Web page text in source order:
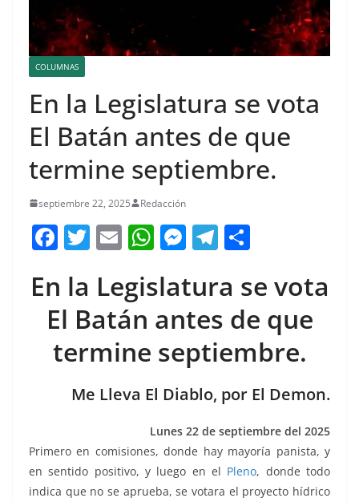
COLUMNAS
En la Legislatura se vota
El Batán antes de que
termine septiembre.
septiembre 22, 2025 Redacción
F
c
e
b
o
o
T
itt
er
E
ai
l
W
at
s
A
p
p
M
ss
e
n
g
er
T
e
gr
a
m
m
p
ar
tir
En la Legislatura se vota
El Batán antes de que
termine septiembre.
Me Lleva El Diablo, por El Demon.
Lunes 22 de septiembre del 2025
Primero en comisiones, donde hay mayoría panista, y
en sentido positivo, y luego en el Pleno, donde todo
indica que no se aprueba, se votara el proyecto hídrico